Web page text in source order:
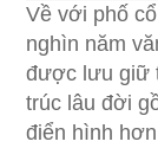
Về với phố
nghìn năm
được lưu giữ
trúc lâu đời
điển hình